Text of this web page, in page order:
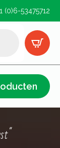
(0)6-53475712